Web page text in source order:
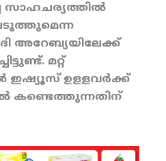
സാഹചര്യത്തില്‍
അറേബ്യയിലേക്ക്
മറ്റ്
ഇഷ്യൂസ് ഉളളവര്‍ക്ക്
കണ്ടെത്തുന്നതിന്